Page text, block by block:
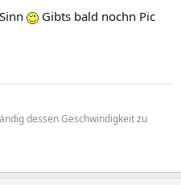
Gibts bald nochn Pic
dessen Geschwindigkeit zu